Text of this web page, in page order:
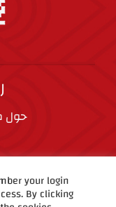
حول
your login
By clicking